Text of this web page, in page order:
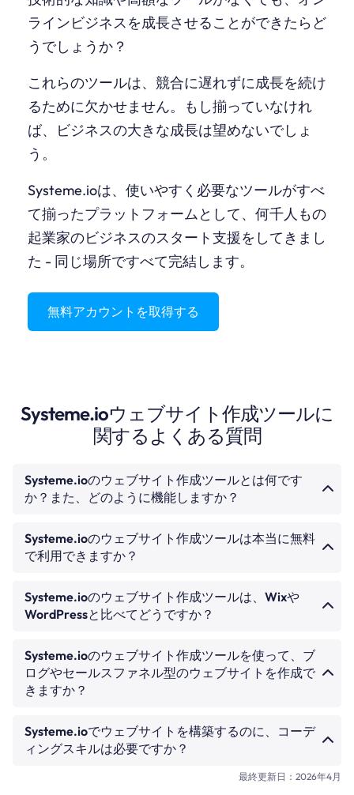
ラインビジネスを成長させることができたらど
うでしょうか？
これらのツールは、競合に遅れずに成長を続け
るために欠かせません。もし揃っていなけれ
ば、ビジネスの大きな成長は望めないでしょ
う。
Systeme.ioは、使いやすく必要なツールがすべ
て揃ったプラットフォームとして、何千人もの
起業家のビジネスのスタート支援をしてきまし
た - 同じ場所ですべて完結します。
無料アカウントを取得する
Systeme.ioウェブサイト作成ツールに
関するよくある質問
Systeme.ioのウェブサイト作成ツールとは何です
か？また、どのように機能しますか？
＆ドロップエディターを使って本格的なウェブサイト
を作成できます。テンプレートを選択し、テキストや
ョンを設定し、ドメインを設定して公開できます — コ
ーディングは不要です。すべてのウェブサイトページ
Systeme.ioアカウント内で管理されます。訪問者がウ
ェブサイト上のフォームに入力すると、その人はメー
ルでのフォローアップ用に自動的にコンタクトへ追加
されます。
Systeme.ioのウェブサイト作成ツールは本当に無料
で利用できますか？
ています。ページを作成し、カスタムドメイン（無料
プランでは1つのカスタムドメイン）で公開し、メール
できます。ホスティング費用、プラグイン料金、スト
レージ制限はありません。有料プラン（月額¥2,480か
ら）では、追加のカスタムドメインや高度な機能を利
Systeme.ioのウェブサイト作成ツールは、Wixや
WordPressと比べてどうですか？
り、WixやWordPressではプラグインが必要になるビ
ジネスツールとも連携されています。Wixは、より多
くのデザインテンプレートと、より洗練されたビジュ
高い柔軟性と大規模なプラグインエコシステムを備え
ていますが、ホスティング、更新、セキュリティ管理
ァネル、メール、コースがすべて同じデータベースを
Systeme.ioのウェブサイト作成ツールを使って、ブ
ログやセールスファネル型のウェブサイトを作成で
きますか？
は、投稿ごとのカテゴリー、タグ、SEO設定に対応し
た組み込みブログが含まれています。ホームページ、
会社概要ページ、お問い合わせページ、ブログを備え
た本格的なコンテンツサイトを作成し、すべてを1つの
Systeme.ioでウェブサイトを構築するのに、コーデ
ィングスキルは必要ですか？
いいえ。エディターは完全にビジュアル形式です — 任
最終更新日：2026年4月